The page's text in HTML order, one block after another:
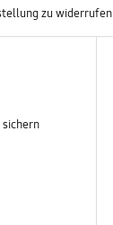
zu widerrufen